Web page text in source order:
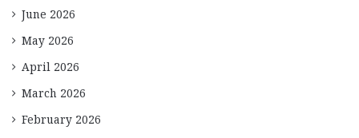
June 2026
May 2026
April 2026
March 2026
February 2026